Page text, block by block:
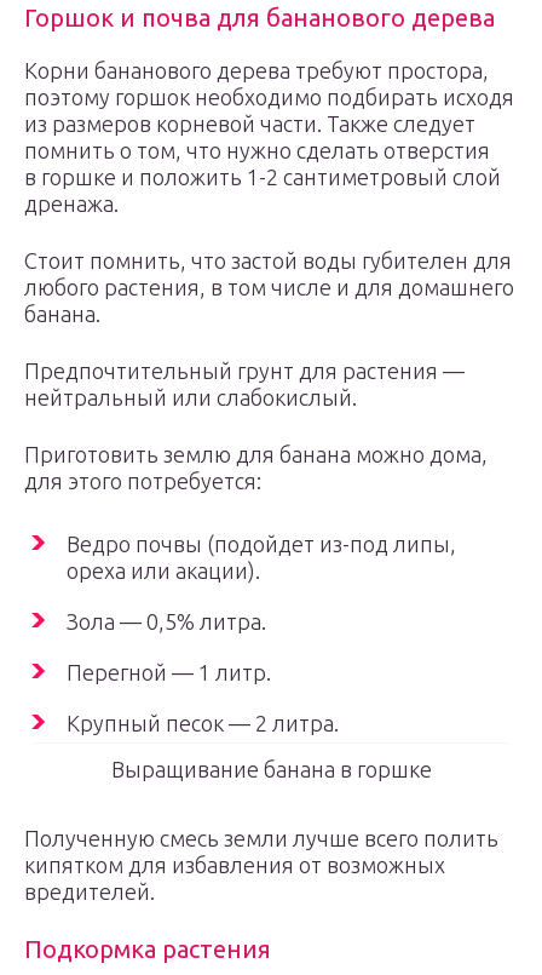
Горшок и почва для бананового дерева
Корни бананового дерева требуют простора,
поэтому горшок необходимо подбирать исходя
из размеров корневой части. Также следует
помнить о том, что нужно сделать отверстия
в горшке и положить 1-2 сантиметровый слой
дренажа.
Стоит помнить, что застой воды губителен для
любого растения, в том числе и для домашнего
банана.
Предпочтительный грунт для растения —
нейтральный или слабокислый.
Приготовить землю для банана можно дома,
для этого потребуется:
Ведро почвы (подойдет из-под липы,
ореха или акации).
Зола — 0,5% литра.
Перегной — 1 литр.
Крупный песок — 2 литра.
Выращивание банана в горшке
Полученную смесь земли лучше всего полить
кипятком для избавления от возможных
вредителей.
Подкормка растения